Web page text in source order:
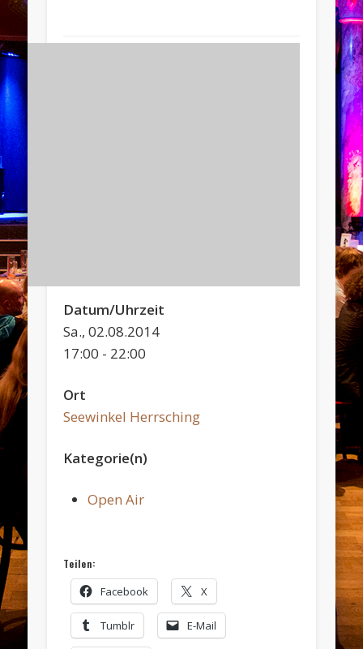
Datum/Uhrzeit
Sa., 02.08.2014
17:00 - 22:00
Ort
Seewinkel Herrsching
Kategorie(n)
Open Air
Teilen:
Facebook X
Tumblr E-Mail